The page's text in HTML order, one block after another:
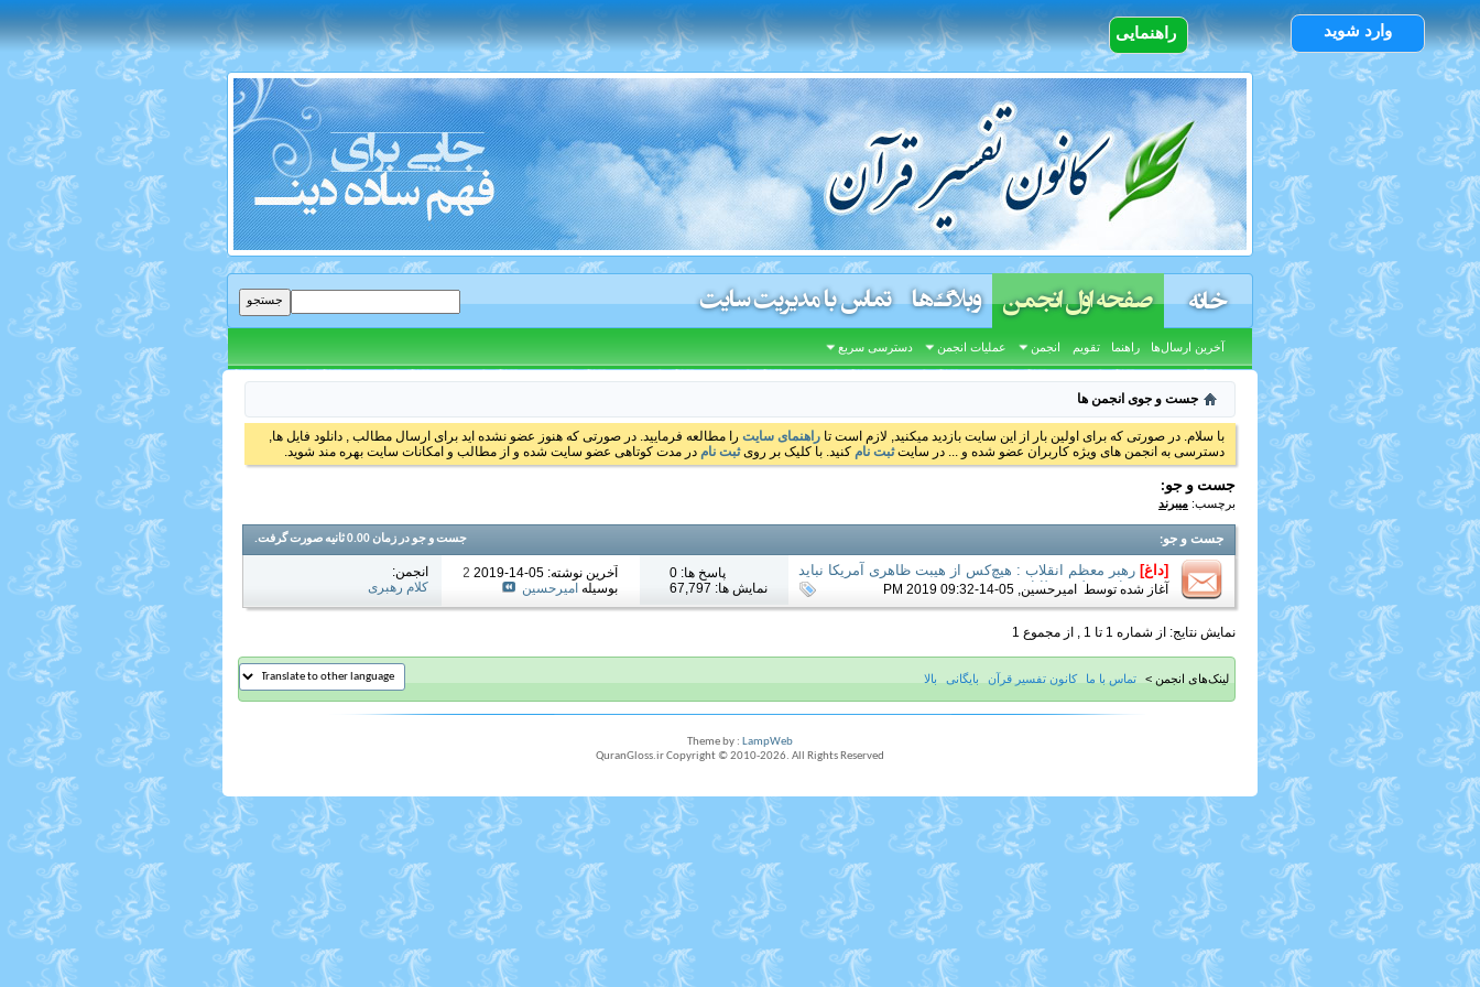
راهنمایی وارد شوید
خانه صفحه اول انجمن
آخرین ارسال‌ها راهنما تقویم انجمن عملیات انجمن دسترسی سریع
وبلاگ‌ها تماس با مدیریت سایت
جست و جوی انجمن ها
با سلام. در صورتی که برای اولین بار از این سایت بازدید میکنید, لازم است تا راهنمای سایت را مطالعه فرمایید. در صورتی که هنوز عضو نشده اید برای ارسال مطالب , دانلود فایل ها,
دسترسی به انجمن های ویژه کاربران عضو شده و ... در سایتثبت نام کنید. با کلیک بر رویثبت نام در مدت کوتاهی عضو سایت شده و از مطالب و امکانات سایت بهره مند شوید.
جست و جو:
برچسب: میبرند
جست و جو: جست و جو در زمان 0.00ثانیه صورت گرفت.
[داغ] رهبر معظم انقلاب : هیچ‌کس از هیبت ظاهری آمریکا نباید
بترسد؛ این خیلی خطا است
آغاز شده توسط امیرحسین, 05-14-2019 09:32 PM
پاسخ ها: 0
نمایش ها: 67,797
آخرين نوشته: 05-14-2019
09:32 PM
بوسیله امیرحسین
انجمن:
کلام رهبری
نمایش نتایج: از شماره 1 تا 1 , از مجموع 1
لینک‌های انجمن > تماس با ما کانون تفسیر قرآن بایگانی بالا
Theme by : LampWeb
QuranGloss.ir Copyright © 2010-2026. All Rights Reserved